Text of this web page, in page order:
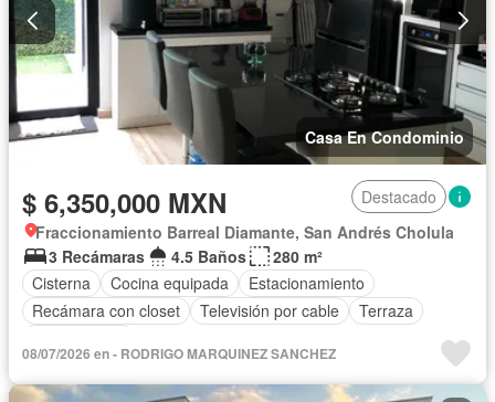
Casa En Condominio
$ 6,350,000 MXN
Destacado
Fraccionamiento Barreal Diamante, San Andrés Cholula
3 Recámaras
4.5 Baños
280 m²
Cisterna
Cocina equipada
Estacionamiento
Recámara con closet
Televisión por cable
Terraza
08/07/2026 en - RODRIGO MARQUINEZ SANCHEZ